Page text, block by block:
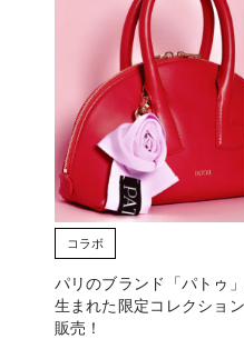
コラボ
パリのブランド「パトゥ
生まれた限定コレクショ
販売！